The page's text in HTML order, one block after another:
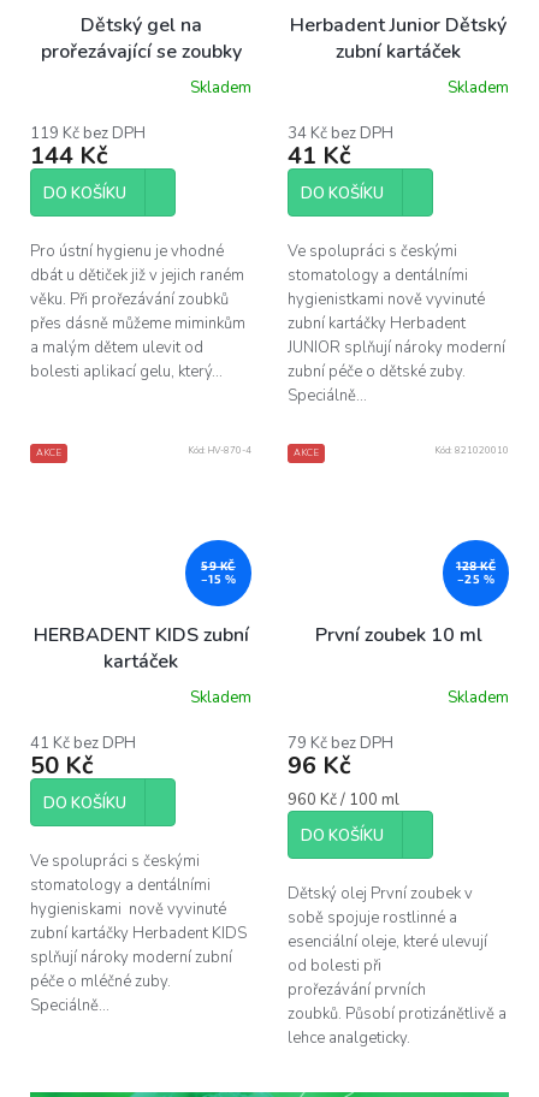
Dětský gel na
prořezávající se zoubky
Bebble 20 mlSkladem
119 Kč bez DPH
144 Kč
DO KOŠÍKU
Pro ústní hygienu je vhodné
dbát u dětiček již v jejich raném
věku. Při prořezávání zoubků
přes dásně můžeme miminkům
a malým dětem ulevit od
bolesti aplikací gelu, který...
Herbadent Junior Dětský
zubní kartáček
produktu
je
5,0
5
Skladem
34 Kč bez DPH
41 Kč
DO KOŠÍKU
Ve spolupráci s českými
stomatology a dentálními
hygienistkami nově vyvinuté
zubní kartáčky Herbadent
JUNIOR splňují nároky moderní
zubní péče o dětské zuby.
Speciálně...
AKCE
59 KČ
–15 %
HERBADENT KIDS zubní
kartáček
Skladem
41 Kč bez DPH
50 Kč
DO KOŠÍKU
Ve spolupráci s českými
stomatology a dentálními
hygieniskami nově vyvinuté
zubní kartáčky Herbadent KIDS
splňují nároky moderní zubní
péče o mléčné zuby.
Speciálně...
Kód: HV-870-4 AKCE
128 KČ
–25 %
První zoubek 10 ml
produktu
je
z
hvězdiček.
Skladem
79 Kč bez DPH
96 Kč
Měrná
cena:
960 Kč / 100 ml
DO KOŠÍKU
Dětský olej První zoubek v
sobě spojuje rostlinné a
esenciální oleje, které ulevují
od bolesti při
prořezávání prvních
zoubků. Působí protizánětlivě a
lehce analgeticky.
Kód: 821020010